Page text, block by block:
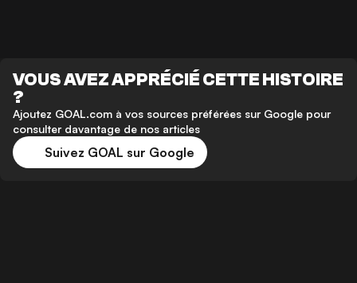
VOUS AVEZ APPRÉCIÉ CETTE HISTOIRE
?
Ajoutez GOAL.com à vos sources préférées sur Google pour
consulter davantage de nos articles
Suivez GOAL sur Google